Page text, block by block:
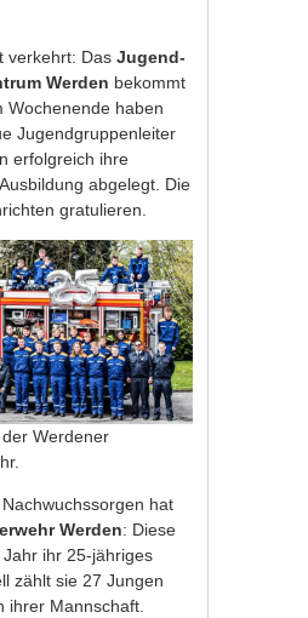
verkehrt: DasJugend-
Werden bekommt
Wochenende haben
Jugendgruppenleiter
erfolgreich ihre
abgelegt. Die
gratulieren.
Werdener
hat
Werden: Diese
ihr 25-jähriges
zählt sie 27 Jungen
ihrer Mannschaft.